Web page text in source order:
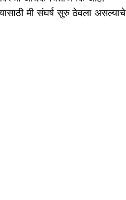
मी संघर्ष सुरु ठेवला असल्याचे